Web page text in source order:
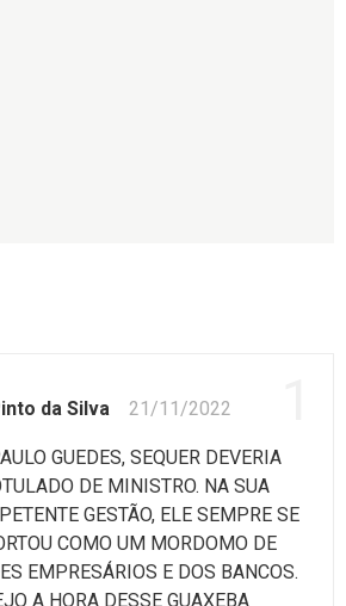
da Silva 21/11/2022
GUEDES, SEQUER DEVERIA
DE MINISTRO. NA SUA
GESTÃO, ELE SEMPRE SE
COMO UM MORDOMO DE
EMPRESÁRIOS E DOS BANCOS.
A HORA DESSE GUAXEBA